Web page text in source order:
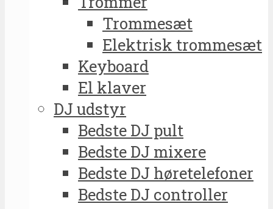
Trommesæt
Elektrisk trommesæt
Keyboard
El klaver
DJ udstyr
Bedste DJ pult
Bedste DJ mixere
Bedste DJ høretelefoner
Bedste DJ controller